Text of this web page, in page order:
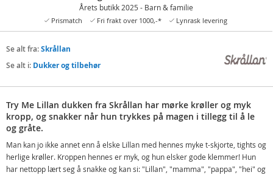
Årets butikk 2025 - Barn & familie
Prismatch Fri frakt over 1000,-* Lynrask levering
Se alt fra:Skrållan
Se alt i: Dukker og tilbehør
Try Me Lillan dukken fra Skrållan har mørke krøller og myk
kropp, og snakker når hun trykkes på magen i tillegg til å le
og gråte.
Man kan jo ikke annet enn å elske Lillan med hennes myke t-skjorte, tights og
herlige krøller. Kroppen hennes er myk, og hun elsker gode klemmer! Hun
har nettopp lært seg å snakke og kan si: "Lillan", "mamma", "pappa", "hei" og